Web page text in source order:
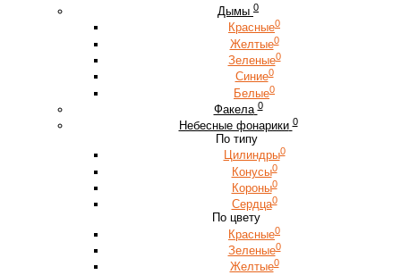
Дымы 0
Красные0
Желтые0
Зеленые0
Синие0
Белые0
Факела 0
Небесные фонарики 0
По типу
Цилиндры0
Конусы0
Короны0
Сердца0
По цвету
Красные0
Зеленые0
Желтые0